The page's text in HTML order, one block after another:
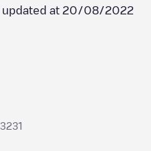
updated at 20/08/2022